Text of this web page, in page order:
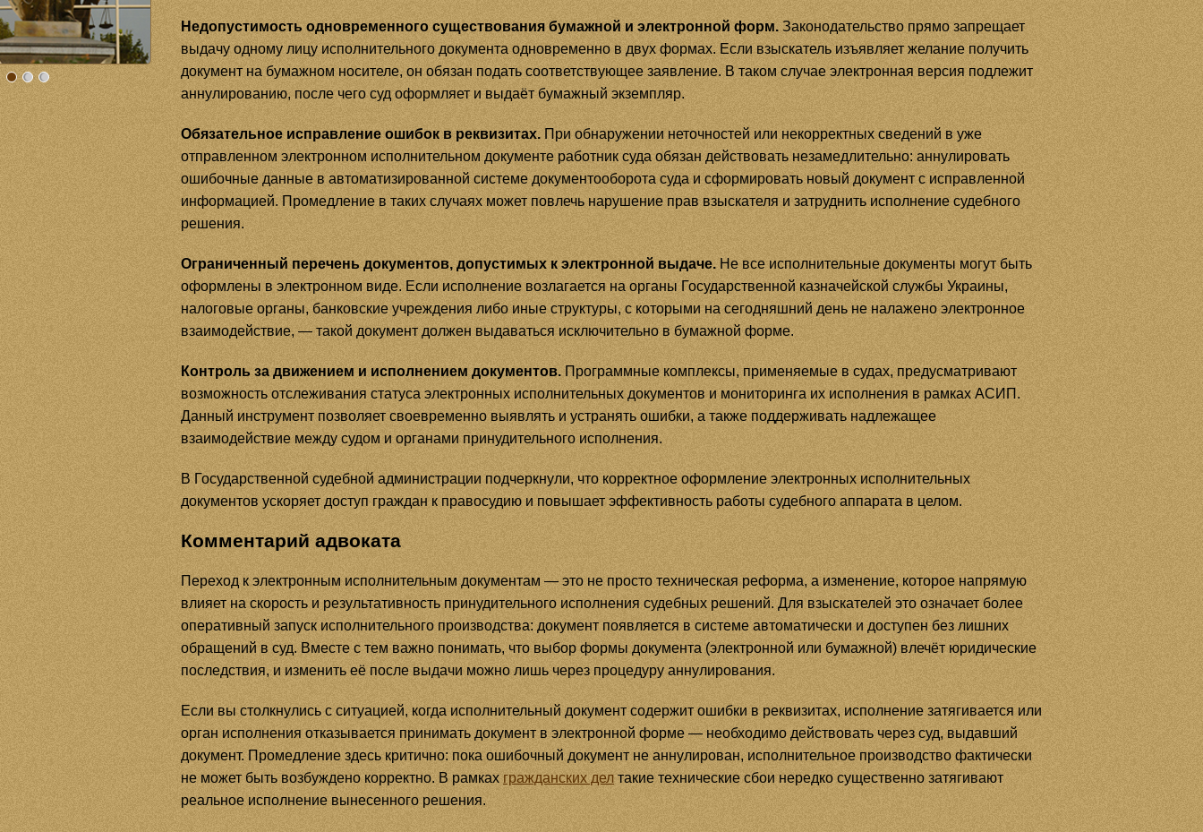
Недопустимость одновременного существования бумажной и электронной форм.Законодательство прямо запрещает
выдачу одному лицу исполнительного документа одновременно в двух формах. Если взыскатель изъявляет желание получить
документ на бумажном носителе, он обязан подать соответствующее заявление. В таком случае электронная версия подлежит
аннулированию, после чего суд оформляет и выдаёт бумажный экземпляр.
Обязательное исправление ошибок в реквизитах.При обнаружении неточностей или некорректных сведений в уже
отправленном электронном исполнительном документе работник суда обязан действовать незамедлительно: аннулировать
ошибочные данные в автоматизированной системе документооборота суда и сформировать новый документ с исправленной
информацией. Промедление в таких случаях может повлечь нарушение прав взыскателя и затруднить исполнение судебного
решения.
Ограниченный перечень документов, допустимых к электронной выдаче.Не все исполнительные документы могут быть
оформлены в электронном виде. Если исполнение возлагается на органы Государственной казначейской службы Украины,
налоговые органы, банковские учреждения либо иные структуры, с которыми на сегодняшний день не налажено электронное
взаимодействие, — такой документ должен выдаваться исключительно в бумажной форме.
Контроль за движением и исполнением документов.Программные комплексы, применяемые в судах, предусматривают
возможность отслеживания статуса электронных исполнительных документов и мониторинга их исполнения в рамках АСИП.
Данный инструмент позволяет своевременно выявлять и устранять ошибки, а также поддерживать надлежащее
взаимодействие между судом и органами принудительного исполнения.
В Государственной судебной администрации подчеркнули, что корректное оформление электронных исполнительных
документов ускоряет доступ граждан к правосудию и повышает эффективность работы судебного аппарата в целом.
Комментарий адвоката
Переход к электронным исполнительным документам — это не просто техническая реформа, а изменение, которое напрямую
влияет на скорость и результативность принудительного исполнения судебных решений. Для взыскателей это означает более
оперативный запуск исполнительного производства: документ появляется в системе автоматически и доступен без лишних
обращений в суд. Вместе с тем важно понимать, что выбор формы документа (электронной или бумажной) влечёт юридические
последствия, и изменить её после выдачи можно лишь через процедуру аннулирования.
Если вы столкнулись с ситуацией, когда исполнительный документ содержит ошибки в реквизитах, исполнение затягивается или
орган исполнения отказывается принимать документ в электронной форме — необходимо действовать через суд, выдавший
документ. Промедление здесь критично: пока ошибочный документ не аннулирован, исполнительное производство фактически
не может быть возбуждено корректно. В рамкахгражданских делтакие технические сбои нередко существенно затягивают
реальное исполнение вынесенного решения.